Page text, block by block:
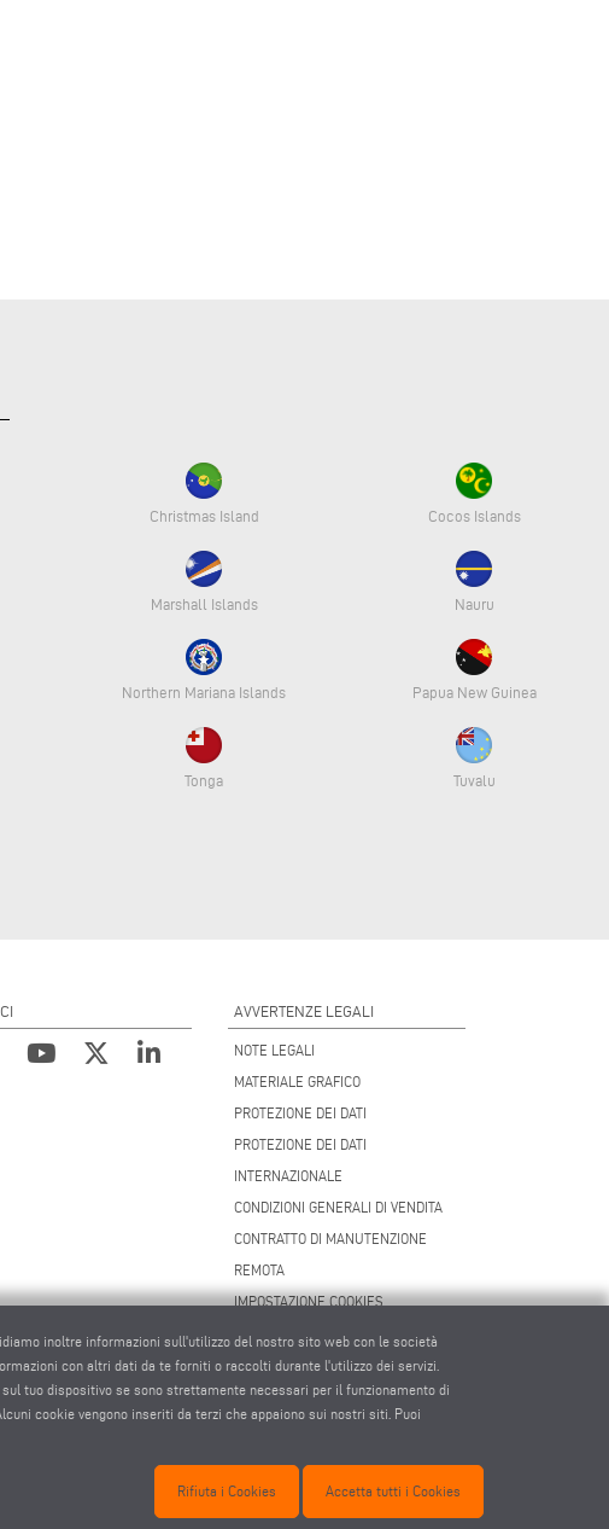
Christmas Island Cocos Islands
Marshall Islands Nauru
Northern Mariana Islands Papua New Guinea
Tonga Tuvalu
AVVERTENZE LEGALI
NOTE LEGALI
MATERIALE GRAFICO
PROTEZIONE DEI DATI
PROTEZIONE DEI DATI
INTERNAZIONALE
CONDIZIONI GENERALI DI VENDITA
CONTRATTO DI MANUTENZIONE
REMOTA
IMPOSTAZIONE COOKIES
CODICE DI CONDOTTA DEI FORNITORI
inoltre informazioni sull'utilizzo del nostro sito web con le società
con altri dati da te forniti o raccolti durante l'utilizzo dei servizi.
tuo dispositivo se sono strettamente necessari per il funzionamento di
cookie vengono inseriti da terzi che appaiono sui nostri siti. Puoi
Rifiuta i Cookies Accetta tutti i Cookies